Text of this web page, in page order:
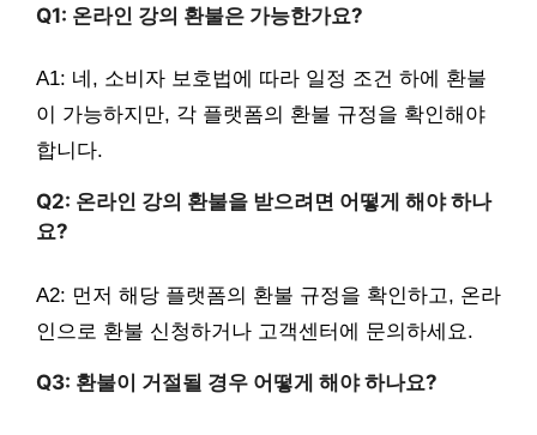
Q1: 온라인 강의 환불은 가능한가요?
A1: 네, 소비자 보호법에 따라 일정 조건 하에 환불
이 가능하지만, 각 플랫폼의 환불 규정을 확인해야
합니다.
Q2: 온라인 강의 환불을 받으려면 어떻게 해야 하나
요?
A2: 먼저 해당 플랫폼의 환불 규정을 확인하고, 온라
인으로 환불 신청하거나 고객센터에 문의하세요.
Q3: 환불이 거절될 경우 어떻게 해야 하나요?